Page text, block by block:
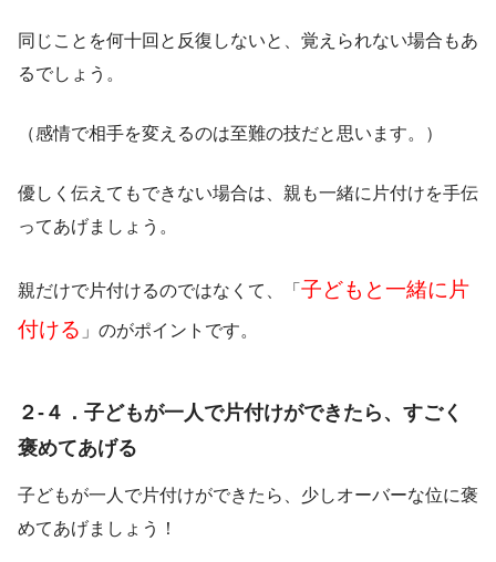
同じことを何十回と反復しないと、覚えられない場合もあ
るでしょう。
（感情で相手を変えるのは至難の技だと思います。）
優しく伝えてもできない場合は、親も一緒に片付けを手伝
ってあげましょう。
親だけで片付けるのではなくて、「 子どもと一緒に片
付ける 」のがポイントです。
２-４．子どもが一人で片付けができたら、すごく
褒めてあげる
子どもが一人で片付けができたら、少しオーバーな位に褒
めてあげましょう！